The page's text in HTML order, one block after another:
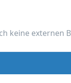
keine externen